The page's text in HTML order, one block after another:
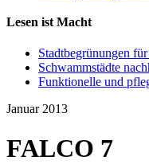
Lesen ist Macht
Stadtbegrünungen
Schwammstädte
Funktionelle und
Januar 2013
FALCO 7